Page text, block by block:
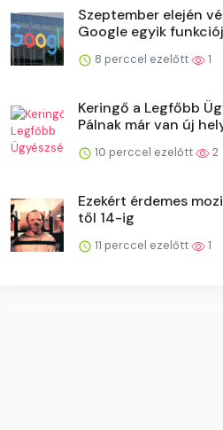
Szeptember elején
Google egyik
8 perccel ezelőtt 1
Keringő a Legfőbb
Pálnak már van új
10 perccel ezelőtt 2
Ezekért érdemes
től 14-ig
11 perccel ezelőtt 1